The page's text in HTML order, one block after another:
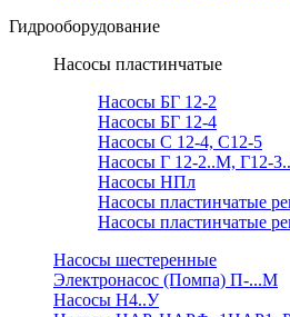
Гидрооборудование
Насосы пластинчатые
Насосы БГ 12-2
Насосы БГ 12-4
Насосы С 12-4, С12-5
Насосы Г 12-2..М, Г12-
Насосы НПл
Насосы пластинчатые
Насосы пластинчатые
Насосы шестеренные
Электронасос (Помпа) П-...М
Насосы Н4..У